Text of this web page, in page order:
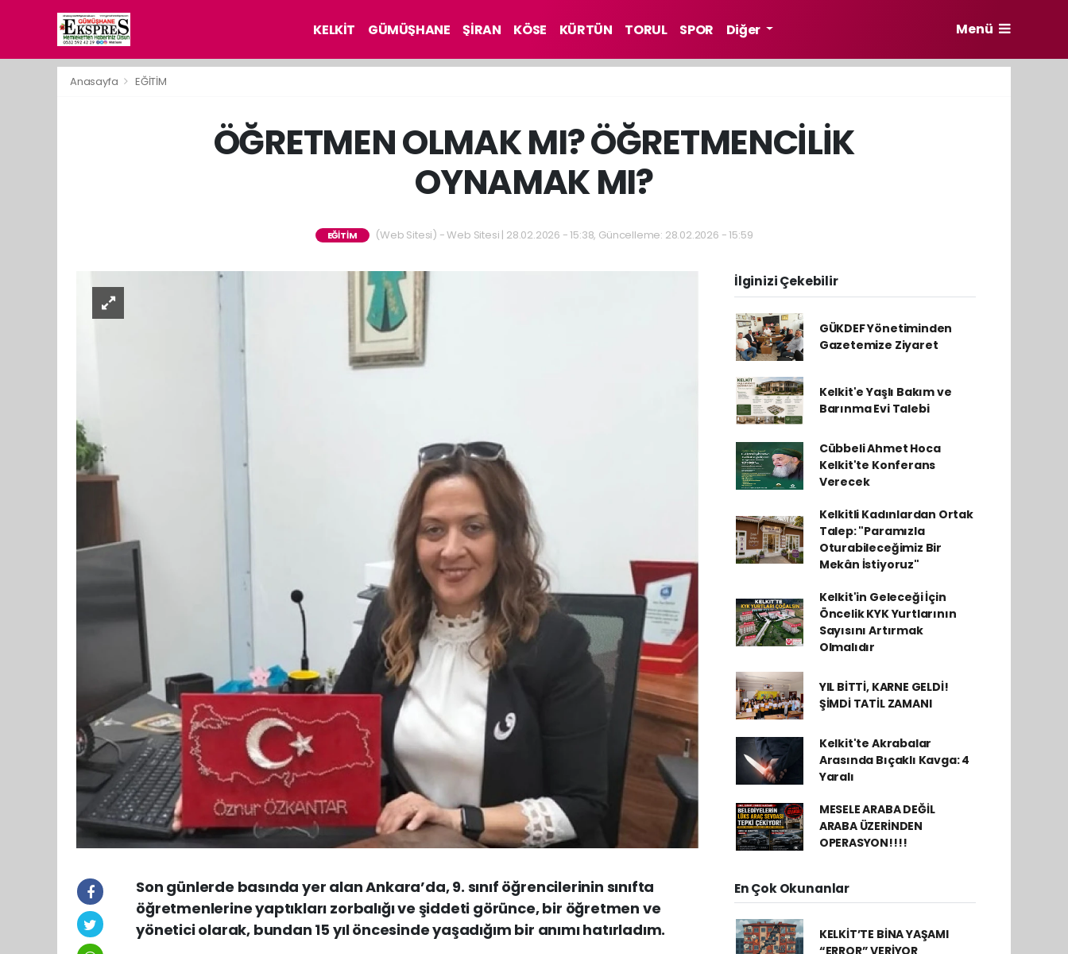
KELKİT GÜMÜŞHANE ŞİRAN KÖSE KÜRTÜN TORUL SPOR Diğer Menü
Anasayfa EĞİTİM
ÖĞRETMEN OLMAK MI? ÖĞRETMENCİLİK
OYNAMAK MI?
EĞİTİM (Web Sitesi) - Web Sitesi | 28.02.2026 - 15:38, Güncelleme: 28.02.2026 - 15:59
Son günlerde basında yer alan Ankara’da, 9. sınıf öğrencilerinin sınıfta
öğretmenlerine yaptıkları zorbalığı ve şiddeti görünce, bir öğretmen ve
yönetici olarak, bundan 15 yıl öncesinde yaşadığım bir anımı hatırladım.
İlginizi Çekebilir
GÜKDEF Yönetiminden
Gazetemize Ziyaret
Kelkit'e Yaşlı Bakım ve
Barınma Evi Talebi
Cübbeli Ahmet Hoca
Kelkit'te Konferans
Verecek
Kelkitli Kadınlardan Ortak
Talep: "Paramızla
Oturabileceğimiz Bir
Mekân İstiyoruz"
Kelkit'in Geleceği İçin
Öncelik KYK Yurtlarının
Sayısını Artırmak
Olmalıdır
YIL BİTTİ, KARNE GELDİ!
ŞİMDİ TATİL ZAMANI
Kelkit'te Akrabalar
Arasında Bıçaklı Kavga: 4
Yaralı
MESELE ARABA DEĞİL
ARABA ÜZERİNDEN
OPERASYON!!!!
En Çok Okunanlar
KELKİT’TE BİNA YAŞAMI
“ERROR” VERİYOR